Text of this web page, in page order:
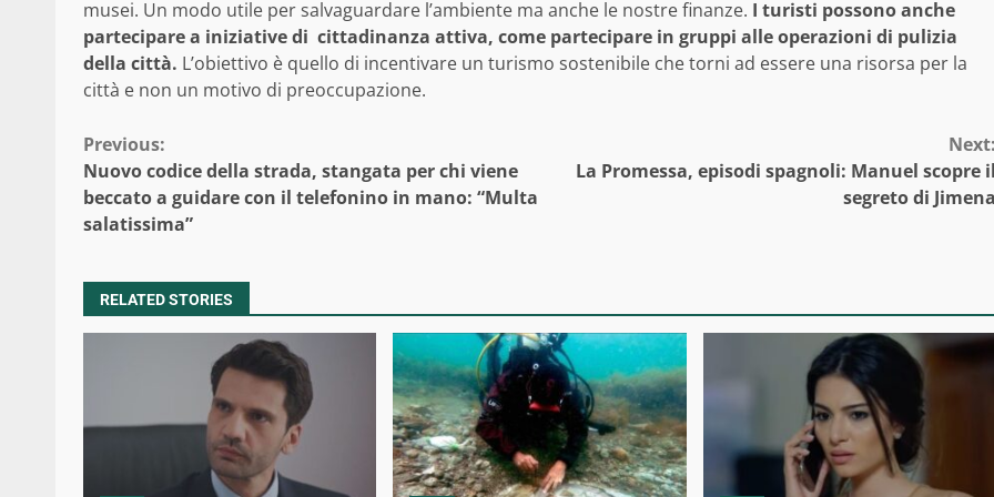
musei. Un modo utile per salvaguardare l’ambiente ma anche le nostre finanze. I turisti possono anche
partecipare a iniziative di cittadinanza attiva, come partecipare in gruppi alle operazioni di pulizia
della città. L’obiettivo è quello di incentivare un turismo sostenibile che torni ad essere una risorsa per la
città e non un motivo di preoccupazione.
Continue
Reading
Previous:
Nuovo codice della strada, stangata per chi viene
beccato a guidare con il telefonino in mano: “Multa
salatissima”
Next:
La Promessa, episodi spagnoli: Manuel scopre il
segreto di Jimena
RELATED STORIES